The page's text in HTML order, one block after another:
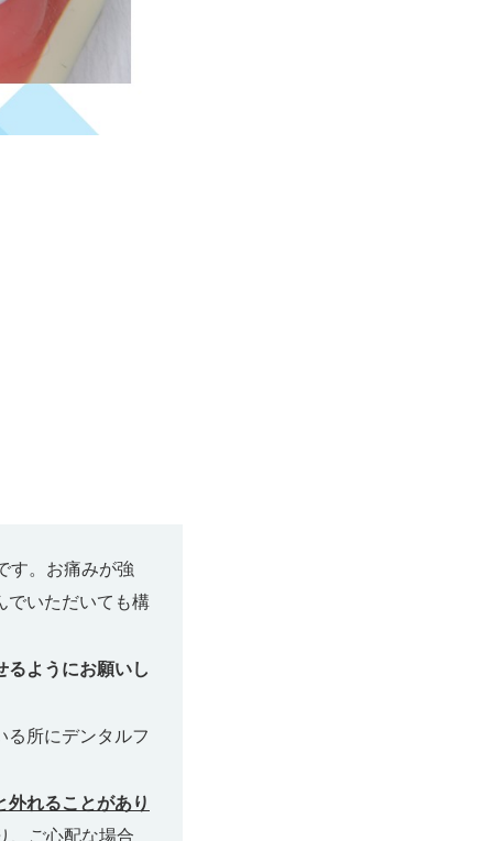
す。お痛みが強
でいただいても構
るようにお願いし
る所にデンタルフ
外れることがあり
、ご心配な場合